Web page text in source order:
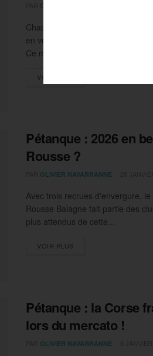
OLIVIER NAVARRANNE
Chaque semaine, nous vous
en vue de la grande finale
Ce mercredi, focus sur...
VOIR PLUS
Pétanque : 2026 en
Rousse ?
OLIVIER NAVARRANNE
Avec trois recrues d'envergure,
Rousse Balagne fait partie des
plus attendus de cette...
VOIR PLUS
Pétanque : la Corse
lors du mercato !
OLIVIER NAVARRANNE